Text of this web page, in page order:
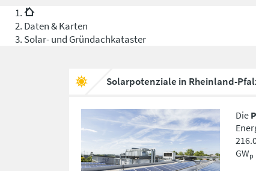
Daten & Karten
Solar- und Gründachkataster
Solarpotenziale in Rheinland-
Die
GWp